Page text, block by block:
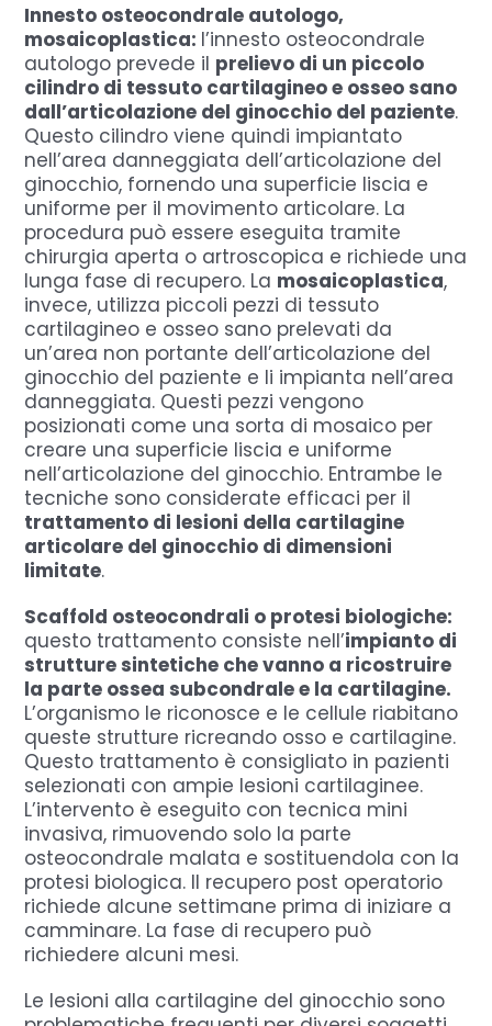
Innesto osteocondrale autologo,
mosaicoplastica: l’innesto osteocondrale
autologo prevede il prelievo di un piccolo
cilindro di tessuto cartilagineo e osseo sano
dall’articolazione del ginocchio del paziente.
Questo cilindro viene quindi impiantato
nell’area danneggiata dell’articolazione del
ginocchio, fornendo una superficie liscia e
uniforme per il movimento articolare. La
procedura può essere eseguita tramite
chirurgia aperta o artroscopica e richiede una
lunga fase di recupero. La mosaicoplastica,
invece, utilizza piccoli pezzi di tessuto
cartilagineo e osseo sano prelevati da
un’area non portante dell’articolazione del
ginocchio del paziente e li impianta nell’area
danneggiata. Questi pezzi vengono
posizionati come una sorta di mosaico per
creare una superficie liscia e uniforme
nell’articolazione del ginocchio. Entrambe le
tecniche sono considerate efficaci per il
trattamento di lesioni della cartilagine
articolare del ginocchio di dimensioni
limitate.
Scaffold osteocondrali o protesi biologiche:
questo trattamento consiste nell’impianto di
strutture sintetiche che vanno a ricostruire
la parte ossea subcondrale e la cartilagine.
L’organismo le riconosce e le cellule riabitano
queste strutture ricreando osso e cartilagine.
Questo trattamento è consigliato in pazienti
selezionati con ampie lesioni cartilaginee.
L’intervento è eseguito con tecnica mini
invasiva, rimuovendo solo la parte
osteocondrale malata e sostituendola con la
protesi biologica. Il recupero post operatorio
richiede alcune settimane prima di iniziare a
camminare. La fase di recupero può
richiedere alcuni mesi.
Le lesioni alla cartilagine del ginocchio sono